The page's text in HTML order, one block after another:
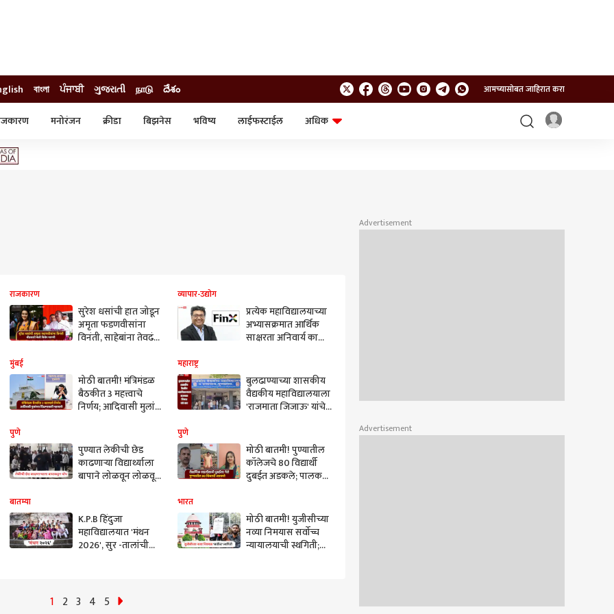
বাংলা ਪੰਜਾਬੀ ગુજરાતી நாடு దేశం आमच्यासोबत जाहिरात करा
मनोरंजन क्रीडा बिझनेस भविष्य लाईफस्टाईल
अधिक
राजकारण
सुरेश धसांची हात जोडून
अमृता फडणवीसांना
विनंती, साहेबांना तेवढं
व्यापार-उद्योग
प्रत्येक महाविद्यालयाच्या
अभ्यासक्रमात आर्थिक
साक्षरता अनिवार्य का
मुंबई
मोठी बातमी! मंत्रिमंडळ
बैठकीत 3 महत्त्वाचे
निर्णय; आदिवासी मुलांचे
मंजुरी
महाराष्ट्र
बुलढाण्याच्या शासकीय
वैद्यकीय महाविद्यालयाला
'राजमाता जिजाऊ' यांचे
पुणे
पुण्यात लेकीची छेड
काढणाऱ्या विद्यार्थ्याला
बापाने लोळवून लोळवून
पुणे
मोठी बातमी! पुण्यातील
कॉलेजचे 80 विद्यार्थी
दुबईत अडकले; पालक
बातम्या
K.P.B हिंदुजा
महाविद्यालयात 'मंथन
2026', सुर -तालांची
भारत
मोठी बातमी! युजीसीच्या
नव्या निमयास सर्वोच्च
न्यायालयाची स्थगिती;
1 2 3 4 5
Advertisement
Advertisement